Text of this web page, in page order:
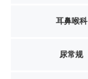
耳鼻喉科
尿常规